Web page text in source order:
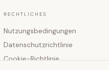
RECHTLICHES
Nutzungsbedingungen
Datenschutzrichtlinie
Cookie-Richtlinie